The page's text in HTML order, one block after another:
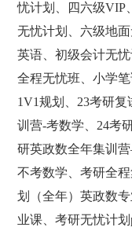
忧计划、四六级VIP
无忧计划、六级地
英语、初级会计无
全程无忧班、小学
1V1规划、23考研
训营-考数学、24考
研英政数全年集训
不考数学、考研全
划（全年）英政数
业课、考研无忧计划